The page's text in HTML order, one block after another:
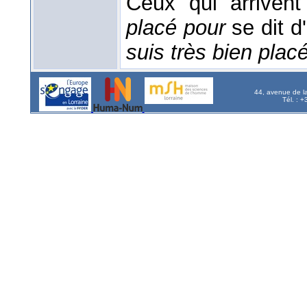
placé pour se dit
suis très bien
44, avenue de
Tél. :